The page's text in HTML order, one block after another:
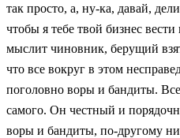
так просто, а, ну-ка, давай,
чтобы я тебе твой бизнес
мыслит чиновник, берущий
что все вокруг в этом
поголовно воры и бандиты.
самого. Он честный и
воры и бандиты, по-другому